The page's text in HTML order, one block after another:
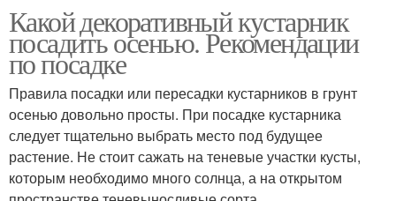
Какой декоративный кустарник
посадить осенью. Рекомендации
по посадке
Правила посадки или пересадки кустарников в грунт
осенью довольно просты. При посадке кустарника
следует тщательно выбрать место под будущее
растение. Не стоит сажать на теневые участки кусты,
которым необходимо много солнца, а на открытом